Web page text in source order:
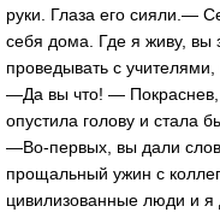
руки. Глаза его сияли.—
себя дома. Где я живу,
проведывать с учителями,
—Да вы что! — Покраснев,
опустила голову и стала
—Во-первых, вы дали
прощальный ужин с
цивилизованные люди и